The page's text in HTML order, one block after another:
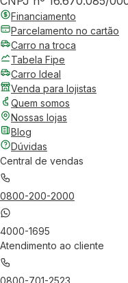
Financiamento
Parcelamento no cartão
Carro na troca
Tabela Fipe
Carro Ideal
Venda para lojistas
Quem somos
Nossas lojas
Blog
Dúvidas
Central de vendas
0800-200-2000
4000-1695
Atendimento ao cliente
0800-701-2523